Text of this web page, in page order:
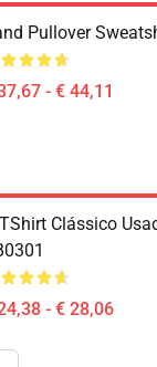
Pullover
- € 44,11
Clássico
- € 28,06